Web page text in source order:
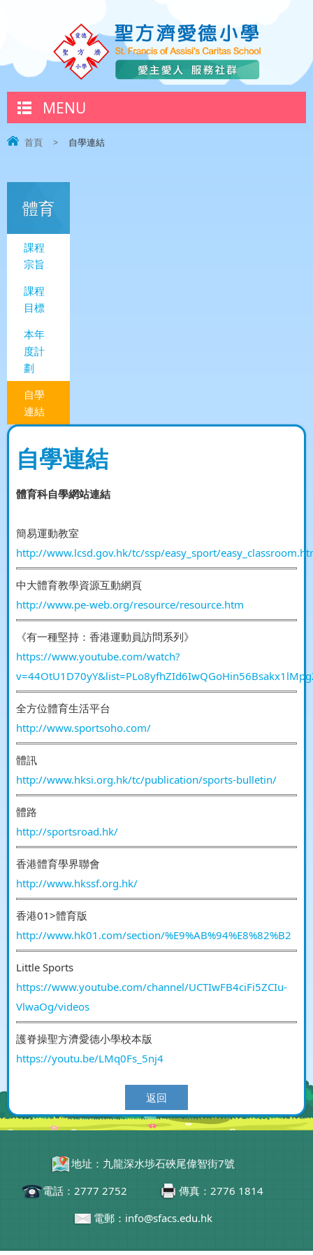
MENU
首頁 > 自學連結
體育
課程
宗旨
課程
目標
本年
度計
劃
自學
連結
自學連結
體育科自學網站連結
簡易運動教室
http://www.lcsd.gov.hk/tc/ssp/easy_sport/
中大體育教學資源互動網頁
http://www.pe-web.org/resource/resource.htm
《有一種堅持：香港運動員訪問系列》
https://www.youtube.com/watch?
全方位體育生活平台
http://www.sportsoho.com/
體訊
http://www.hksi.org.hk/tc/publication/sports-bulletin/
體路
http://sportsroad.hk/
香港體育學界聯會
http://www.hkssf.org.hk/
香港01>體育版
http://www.hk01.com/section/%E9%AB%94%E8%82%B2
Little Sports
https://www.youtube.com/channel/UCTIwFB4ciFi5ZCIu-
VlwaOg/videos
護脊操聖方濟愛德小學校本版
https://youtu.be/LMq0Fs_5nj4
返回
地址：九龍深水埗石硤尾偉智街7號
電話：2777 2752
傳真：2776 1814
電郵：info@sfacs.edu.hk